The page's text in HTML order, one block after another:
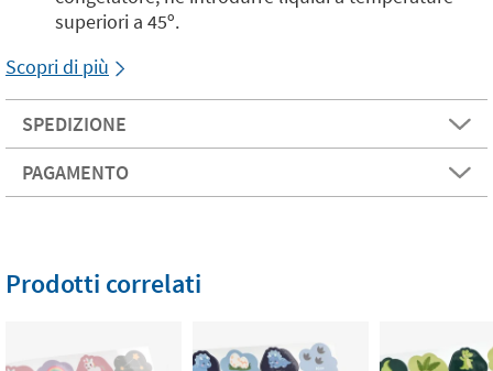
superiori a 45º.
Scopri di più
SPEDIZIONE
PAGAMENTO
Prodotti correlati